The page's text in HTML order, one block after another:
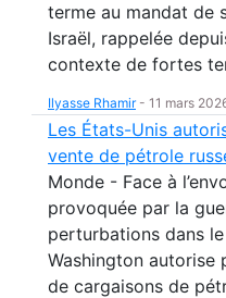
terme au mandat de
Israël, rappelée
contexte de fortes
Ilyasse Rhamir- 11 mars
Les États-Unis
vente de pétrole
Monde - Face à
provoquée par la
perturbations dans
Washington autorise
de cargaisons de